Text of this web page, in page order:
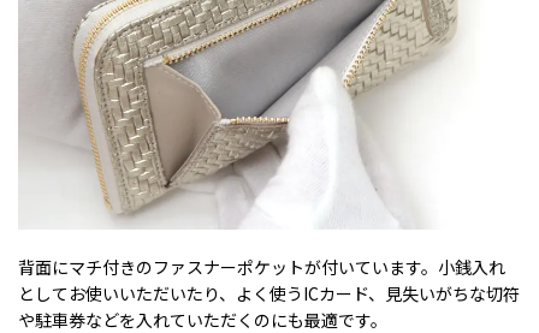
背面にマチ付きのファスナーポケットが付いています。小銭入れ
としてお使いいただいたり、よく使うICカード、見失いがちな切符
や駐車券などを入れていただくのにも最適です。